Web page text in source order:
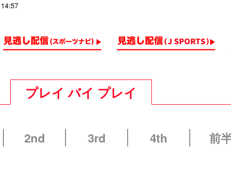
プレイ バイ プレイ
2nd 3rd 4th 前